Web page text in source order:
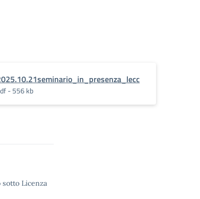
- 556 kb
sotto Licenza